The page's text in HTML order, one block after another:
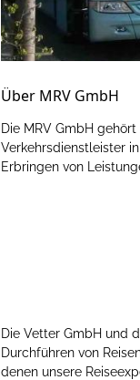
Über MRV GmbH
Die MRV GmbH
Verkehrsdienstleister
Erbringen von
Die Vetter GmbH und
Durchführen von
denen unsere